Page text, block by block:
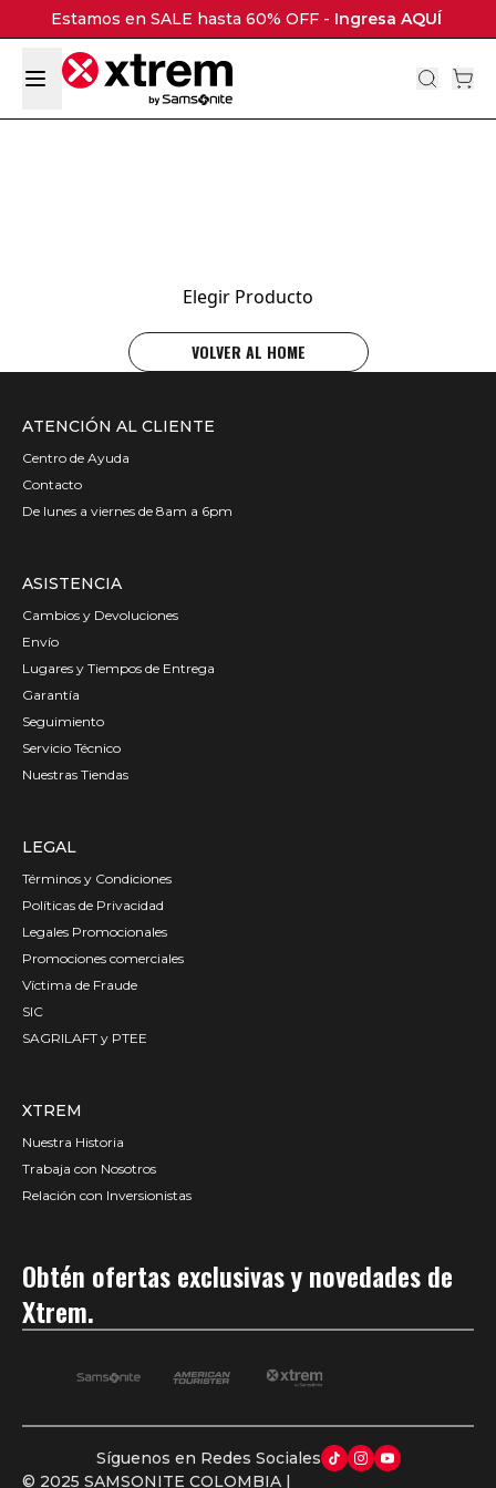
Estamos en SALE hasta 60% OFF - Ingresa AQUÍ
Elegir Producto
VOLVER AL HOME
ATENCIÓN AL CLIENTE
Centro de Ayuda
Contacto
De lunes a viernes de 8am a 6pm
ASISTENCIA
Cambios y Devoluciones
Envío
Lugares y Tiempos de Entrega
Garantía
Seguimiento
Servicio Técnico
Nuestras Tiendas
LEGAL
Términos y Condiciones
Políticas de Privacidad
Legales Promocionales
Promociones comerciales
Víctima de Fraude
SIC
SAGRILAFT y PTEE
XTREM
Nuestra Historia
Trabaja con Nosotros
Relación con Inversionistas
Obtén ofertas exclusivas y novedades de
Xtrem.
Síguenos en Redes Sociales
© 2025 SAMSONITE COLOMBIA |